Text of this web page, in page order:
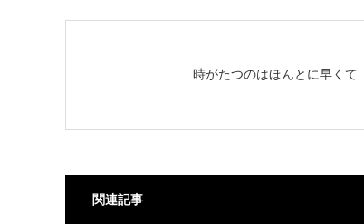
時がたつのはほんとに早くて
関連記事